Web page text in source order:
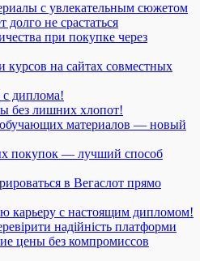
с увлекательным сюжетом
не срастаться
при покупке через
курсов на сайтах совместных
с диплома!
без лишних хлопот!
материалов — новый
покупок — лучший способ
в Вегаслот прямо
карьеру с настоящим дипломом!
надійність платформи
цены без компромиссов